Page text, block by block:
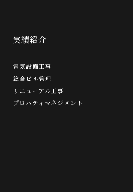
実績紹介
電気設備工事
総合ビル管理
リニューアル工事
プロパティマネジメント